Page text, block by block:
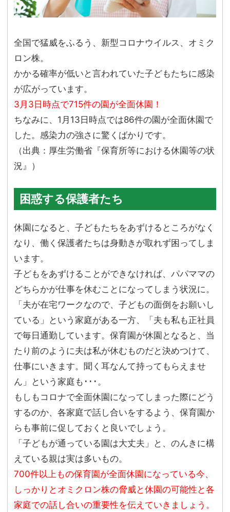
全国で猛威をふるう、新型コロナウイルス、オミク
ロン株。
かかる確率が低いと言われていた子どもたちに感染
が広がっています。
3月3日時点で715件の園が全面休園！
ちなみに、1月13日時点では86件の園が全面休園で
した。感染力の強さに驚くばかりです。
（出典：厚生労働省『保育所等における休園等の状
況』）
困惑する保護者たち
休園になると、子どもたちをあずけるところがなく
なり、働く保護者たちは身動きが取れず困ってしま
います。
子どもをあずけることができなければ、パパママの
どちらかが仕事を休むことになってしまう状況に。
「夫が在宅ワークなので、子どもの面倒をお願いし
ている」という家庭がある一方、「夫も私も正社員
で毎日通勤しています。保育園が休園となると、当
たり前のように夫は私が休むものだと決めつけて、
仕事にいきます。聞く耳なんて持ってもらえませ
ん」という家庭も･･･。
もしもコロナで全面休園になってしまった際にどう
するのか、各家庭で話し合いをするよう、保育園か
らも事前に促しておくと良いでしょう。
「子どもが通っている園は大丈夫」と、のんきに構
えている親は実は多いもの。
700件以上もの保育園が全面休園になっている今、
しっかりとオミクロン株の脅威と休園の可能性と各
家庭での話し合いの重要性を伝えていきましょう。